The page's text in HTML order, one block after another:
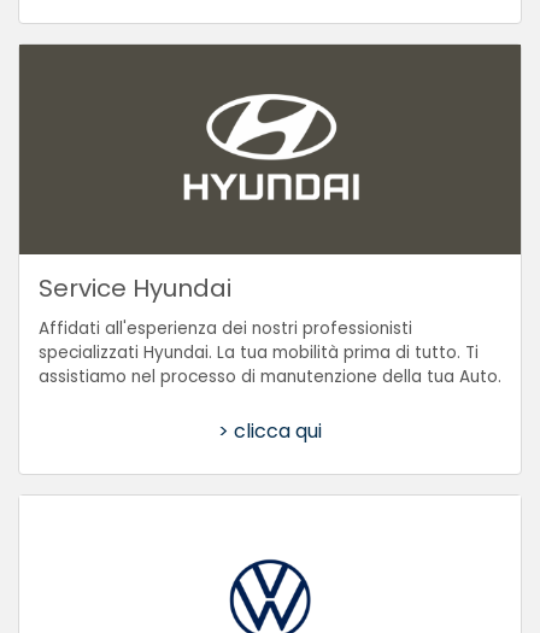
Service Hyundai
Affidati all'esperienza dei nostri professionisti
specializzati Hyundai. La tua mobilità prima di tutto. Ti
assistiamo nel processo di manutenzione della tua Auto.
> clicca qui